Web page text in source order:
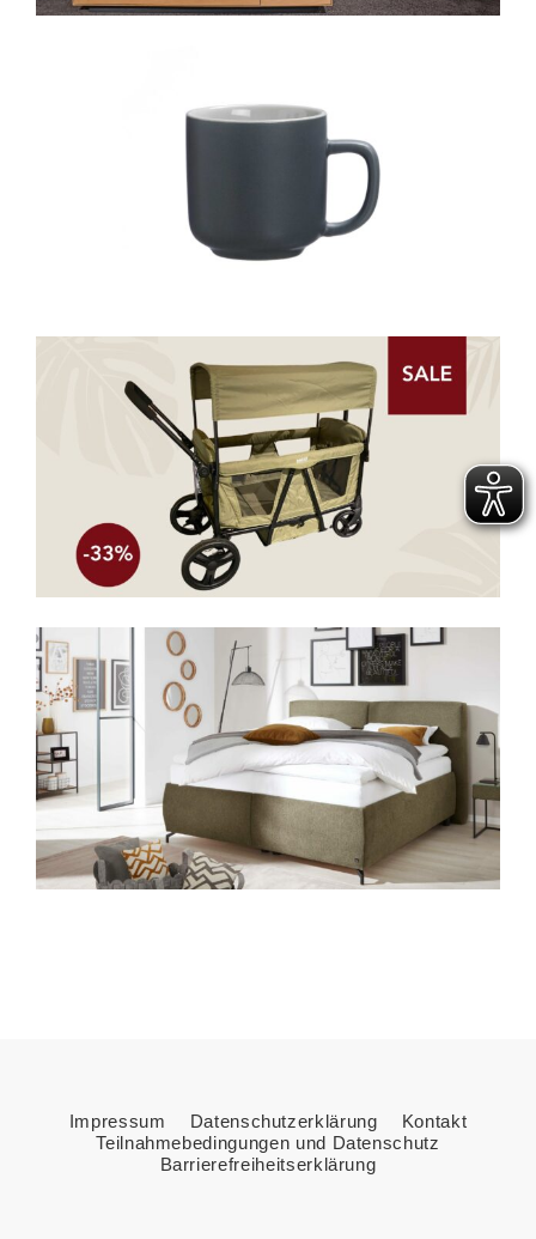
Impressum Datenschutzerklärung
Kontakt
Teilnahmebedingungen und Datenschutz
Barrierefreiheitserklärung